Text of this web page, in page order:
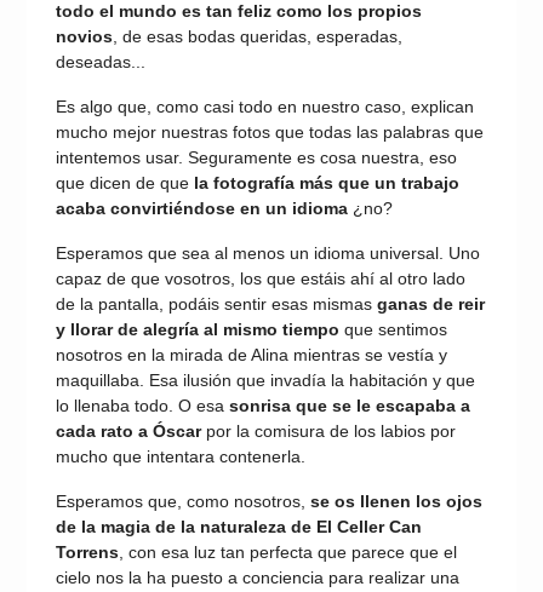
todo el mundo es tan feliz como los propios
novios , de esas bodas queridas, esperadas,
deseadas...
Es algo que, como casi todo en nuestro caso, explican
mucho mejor nuestras fotos que todas las palabras que
intentemos usar. Seguramente es cosa nuestra, eso
que dicen de que la fotografía más que un trabajo
acaba convirtiéndose en un idioma ¿no?
Esperamos que sea al menos un idioma universal. Uno
capaz de que vosotros, los que estáis ahí al otro lado
de la pantalla, podáis sentir esas mismas ganas de reir
y llorar de alegría al mismo tiempo que sentimos
nosotros en la mirada de Alina mientras se vestía y
maquillaba. Esa ilusión que invadía la habitación y que
lo llenaba todo. O esa sonrisa que se le escapaba a
cada rato a Óscar por la comisura de los labios por
mucho que intentara contenerla.
Esperamos que, como nosotros, se os llenen los ojos
de la magia de la naturaleza de El Celler Can
Torrens , con esa luz tan perfecta que parece que el
cielo nos la ha puesto a conciencia para realizar una